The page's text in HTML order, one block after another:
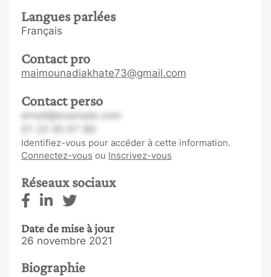
Langues parlées
Français
Contact pro
maimounadiakhate73@gmail.com
Contact perso
email@example.com
Identifiez-vous pour accéder à cette information.
Connectez-vous ou Inscrivez-vous
Réseaux sociaux
Date de mise à jour
26 novembre 2021
Biographie